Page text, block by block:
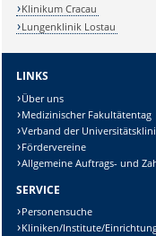
Klinikum Cracau
Lungenklinik Lostau
LINKS
Über uns
Medizinischer Fakultätentag
Verband der
Fördervereine
Allgemeine Auftrags- und
SERVICE
Personensuche
Kliniken/Institute/